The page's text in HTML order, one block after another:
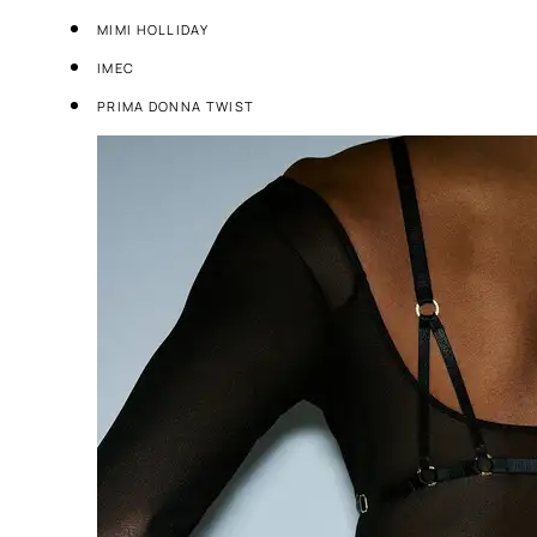
MIMI HOLLIDAY
IMEC
PRIMA DONNA TWIST